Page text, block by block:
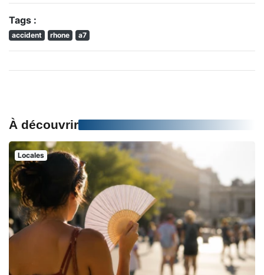
Tags :
accident rhone a7
À découvrir
Locales